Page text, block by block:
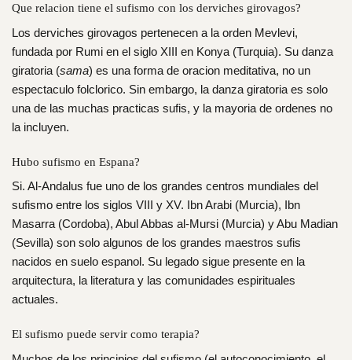
Que relacion tiene el sufismo con los derviches girovagos?
Los derviches girovagos pertenecen a la orden Mevlevi,
fundada por Rumi en el siglo XIII en Konya (Turquia). Su danza
giratoria (sama) es una forma de oracion meditativa, no un
espectaculo folclorico. Sin embargo, la danza giratoria es solo
una de las muchas practicas sufis, y la mayoria de ordenes no
la incluyen.
Hubo sufismo en Espana?
Si. Al-Andalus fue uno de los grandes centros mundiales del
sufismo entre los siglos VIII y XV. Ibn Arabi (Murcia), Ibn
Masarra (Cordoba), Abul Abbas al-Mursi (Murcia) y Abu Madian
(Sevilla) son solo algunos de los grandes maestros sufis
nacidos en suelo espanol. Su legado sigue presente en la
arquitectura, la literatura y las comunidades espirituales
actuales.
El sufismo puede servir como terapia?